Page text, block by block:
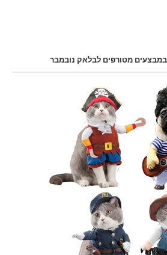
מטורפים לבלאק נובמבר